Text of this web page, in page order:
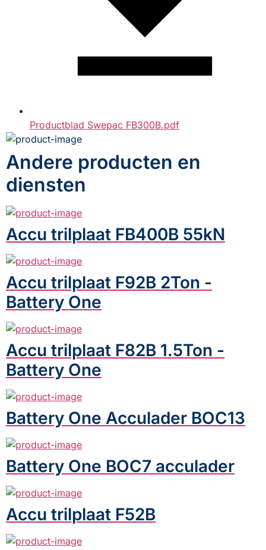
Productblad Swepac FB300B.pdf
Andere producten en
diensten
Accu trilplaat FB400B 55kN
Accu trilplaat F92B 2Ton -
Battery One
Accu trilplaat F82B 1.5Ton -
Battery One
Battery One Acculader BOC13
Battery One BOC7 acculader
Accu trilplaat F52B